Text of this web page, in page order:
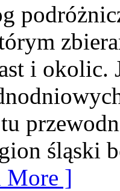
i okolic.
śląski
More ]